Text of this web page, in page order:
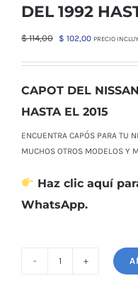
DEL 1992
$114,00
El
original
$ 102,00El
actual
PRECIO
CAPOT DEL
HASTA EL 2015
ENCUENTRA CAPÓS PARA TU
MUCHOS OTROS MODELOS Y
Haz clic aquí
WhatsApp.